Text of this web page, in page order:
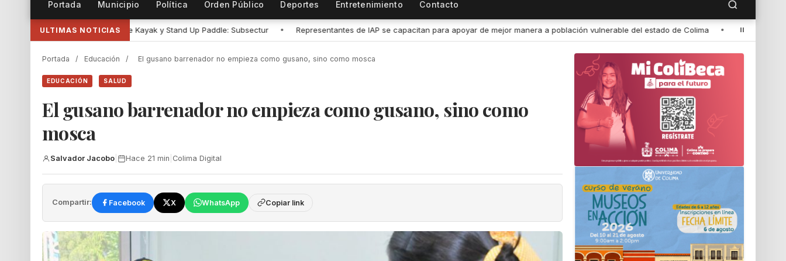
Portada Municipio Política Orden Público Deportes Entretenimiento Contacto
ULTIMAS NOTICIAS
de Kayak y Stand Up Paddle: Subsectur • Representantes de IAP se capacitan para apoyar de mejor manera a población vulnerable del estado de Colima • Teatro de bachilleres universitarios, al
Portada / Educación / El gusano barrenador no empieza como gusano, sino como mosca
EDUCACIÓN SALUD
El gusano barrenador no empieza como gusano, sino como
mosca
Salvador Jacobo Hace 21 min Colima Digital
Compartir: Facebook X WhatsApp Copiar link